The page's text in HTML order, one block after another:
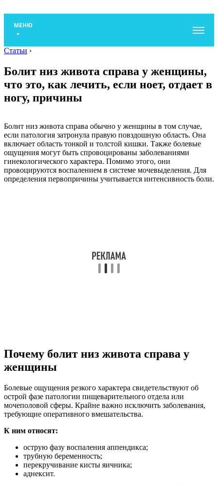
МЕНЮ
Статьи ›
Болит низ живота справа у женщины,
что это, как лечить, если ноет, отдает в
ногу, причины
Болит низ живота справа обычно у женщины в том случае,
если патология затронула правую повздошную область. Она
включает область тонкой и толстой кишки. Также болевые
ощущения могут быть спровоцированы заболеваниями
гинекологического характера. Помимо этого, они
провоцируются воспалением в системе мочевыделения. Для
определения первопричины учитывается интенсивность боли.
Почему болит низ живота справа у
женщины
Болевые ощущения резкого характера свидетельствуют об
острой фазе патологии пищеварительного отдела или
мочеполовой сферы. Крайне важно исключить заболевания,
требующие оперативного вмешательства.
К ним относят:
острую фазу воспаления аппендикса;
трубную беременность;
перекручивание кисты яичника;
аднексит.